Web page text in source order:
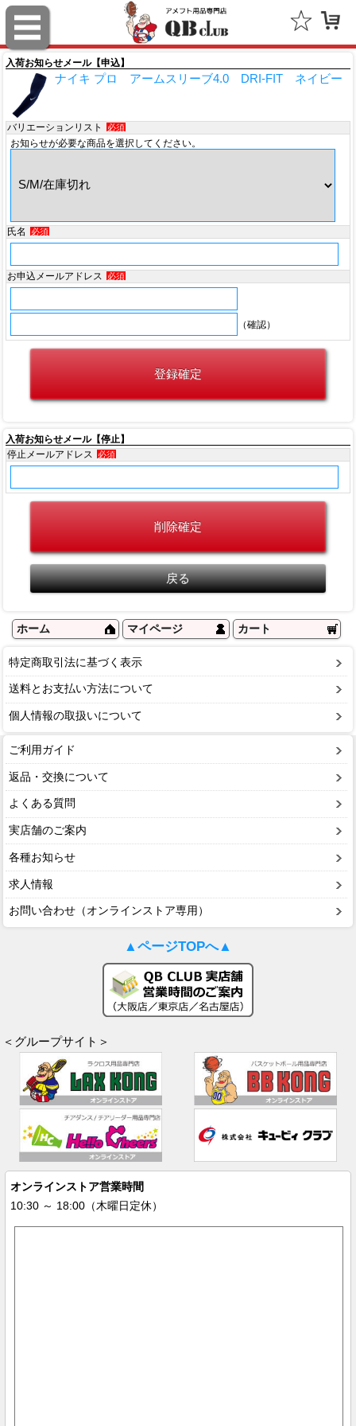
入荷お知らせメール【申込】
ナイキ プロ アームスリーブ4.0 DRI-FIT ネイビー
バリエーションリスト 必須
お知らせが必要な商品を選択してください。
氏名 必須
お申込メールアドレス 必須
（確認）
入荷お知らせメール【停止】
停止メールアドレス
必須
ホーム マイページ カート
特定商取引法に基づく表示
送料とお支払い方法について
個人情報の取扱いについて
ご利用ガイド
返品・交換について
よくある質問
実店舗のご案内
各種お知らせ
求人情報
お問い合わせ（オンラインストア専用）
▲ページTOPへ▲
＜グループサイト＞
オンラインストア営業時間
10:30 ～ 18:00（木曜日定休）
スポルディング（SPALDING）
ミッチェル＆ネス（Mitchell & Ness）
ポータフォン（PORTAPHONE）
ギルマンギア（Gilman Gear）
すべて